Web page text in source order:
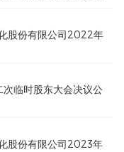
股份有限公司2022年
临时股东大会决议公
股份有限公司2023年